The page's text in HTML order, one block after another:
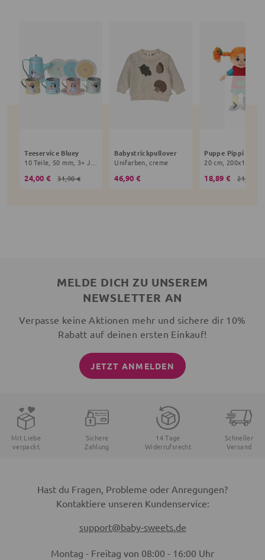
Teeservice Bluey
10 Teile, 50 mm, 3+ Jahre, bunt
24,00 € 31,90 €
Babystrickpullover
Unifarben, creme
46,90 € 18,89 € 21,90 €
MELDE DICH ZU UNSEREM
NEWSLETTER AN
Verpasse keine Aktionen mehr und sichere dir 10%
Rabatt auf deinen ersten Einkauf!
JETZT ANMELDEN
Mit Liebe
verpackt
Sichere
Zahlung
14 Tage
Widerrufsrecht
Schneller
Versand
Hast du Fragen, Probleme oder Anregungen?
Kontaktiere unseren Kundenservice:
support@baby-sweets.de
Montag - Freitag von 08:00 - 16:00 Uhr